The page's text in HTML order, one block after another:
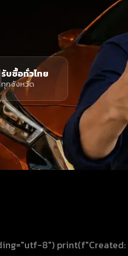
รับซื้อทั่วไทย
ทุกจังหวัด
8") print(f"Created: